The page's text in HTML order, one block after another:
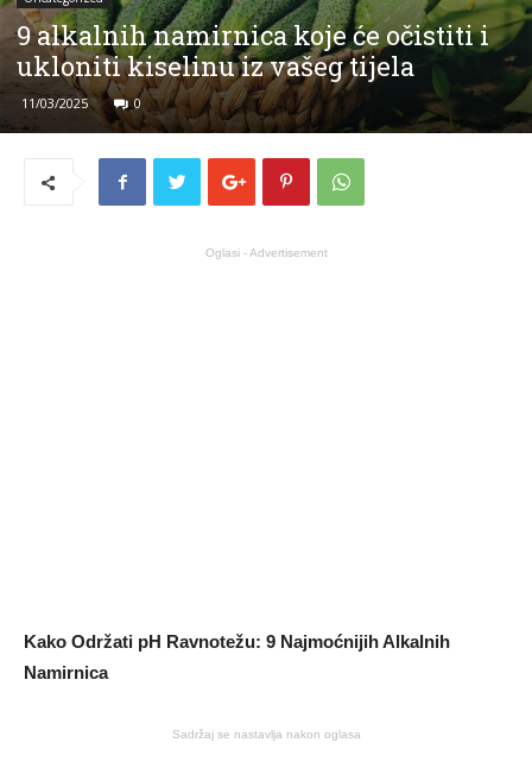
9 alkalnih namirnica koje će očistiti i
ukloniti kiselinu iz vašeg tijela
11/03/2025 0
Oglasi - Advertisement
Kako Održati pH Ravnotežu: 9 Najmoćnijih Alkalnih
Namirnica
Sadržaj se nastavlja nakon oglasa